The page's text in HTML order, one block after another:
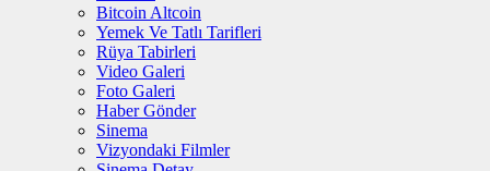
Bitcoin Altcoin
Yemek Ve Tatlı Tarifleri
Rüya Tabirleri
Video Galeri
Foto Galeri
Haber Gönder
Sinema
Vizyondaki Filmler